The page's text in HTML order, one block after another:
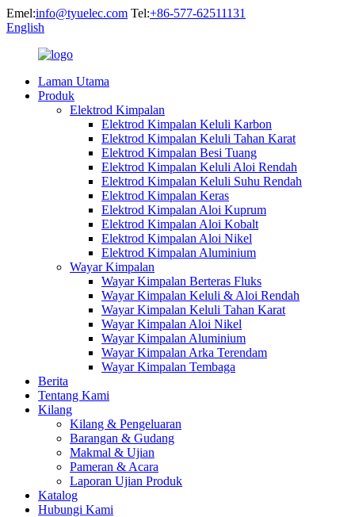
Emel:info@tyuelec.com Tel:+86-577-62511131
English
Laman Utama
Produk
Elektrod Kimpalan
Elektrod Kimpalan Keluli Karbon
Elektrod Kimpalan Keluli Tahan Karat
Elektrod Kimpalan Besi Tuang
Elektrod Kimpalan Keluli Aloi Rendah
Elektrod Kimpalan Keluli Suhu Rendah
Elektrod Kimpalan Keras
Elektrod Kimpalan Aloi Kuprum
Elektrod Kimpalan Aloi Kobalt
Elektrod Kimpalan Aloi Nikel
Elektrod Kimpalan Aluminium
Wayar Kimpalan
Wayar Kimpalan Berteras Fluks
Wayar Kimpalan Keluli & Aloi Rendah
Wayar Kimpalan Keluli Tahan Karat
Wayar Kimpalan Aloi Nikel
Wayar Kimpalan Aluminium
Wayar Kimpalan Arka Terendam
Wayar Kimpalan Tembaga
Berita
Tentang Kami
Kilang
Kilang & Pengeluaran
Barangan & Gudang
Makmal & Ujian
Pameran & Acara
Laporan Ujian Produk
Katalog
Hubungi Kami